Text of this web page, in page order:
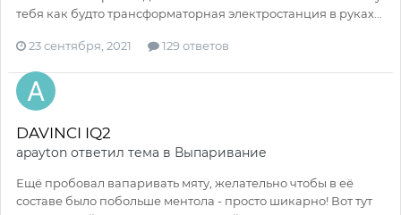
тебя как будто трансформаторная электростанция в руках...
23 сентября, 2021 129 ответов
DAVINCI IQ2
apayton ответил тема в Выпаривание
Ещё пробовал вапаривать мяту, желательно чтобы в её
составе было побольше ментола - просто шикарно! Вот тут